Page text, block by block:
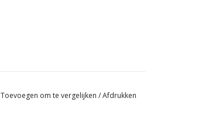
Toevoegen om te vergelijken /Afdrukken